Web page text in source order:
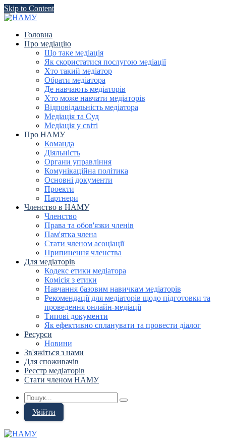
Skip to Content
Головна
Про медіацію
Що таке медіація
Як скористатися послугою медіації
Хто такий медіатор
Обрати медіатора
Де навчають медіаторів
Хто може навчати медіаторів
Відповідальність медіатора
Медіація та Суд
Медіація у світі
Про НАМУ
Команда
Діяльність
Органи управління
Комунікаційна політика
Основні документи
Проекти
Партнери
Членство в НАМУ
Членство
Права та обов'язки членів
Пам'ятка члена
Стати членом асоціації
Припинення членства
Для медіаторів
Кодекс етики медіатора
Комісія з етики
Навчання базовим навичкам медіаторів
Рекомендації для медіаторів щодо підготовки та
проведення онлайн-медіації
Типові документи
Як ефективно спланувати та провести діалог
Ресурси
Новини
Зв'яжіться з нами
Для споживачів
Реєстр медіаторів
Стати членом НАМУ
Увійти